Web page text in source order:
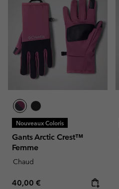
Nouveaux Coloris
Gants Arctic Crest™
Femme
Chaud
Regular price:
40,00 €